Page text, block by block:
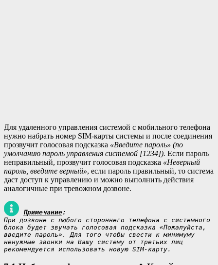
Для удаленного управления системой с мобильного телефона
нужно набрать номер SIM-карты системы и после соединения
прозвучит голосовая подсказка «Введите пароль» (по
умолчанию пароль управления системой [1234]). Если пароль
неправильный, прозвучит голосовая подсказка «Неверный
пароль, введите верный», если пароль правильный, то система
даст доступ к управлению и можно выполнить действия
аналогичные при тревожном дозвоне.
Примечание:
При дозвоне с любого стороннего телефона с системного
блока будет звучать голосовая подсказка «Пожалуйста,
введите пароль». Для того чтобы свести к минимуму
ненужные звонки на Вашу систему от третьих лиц
рекомендуется использовать новую SIM-карту.